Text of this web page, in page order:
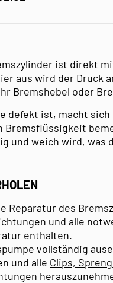
ist direkt
aus wird der Druck
Bremshebel oder
defekt ist, macht
und weich wird, was
Reparatur des
und alle
enthalten.
vollständig
und alle Clips,